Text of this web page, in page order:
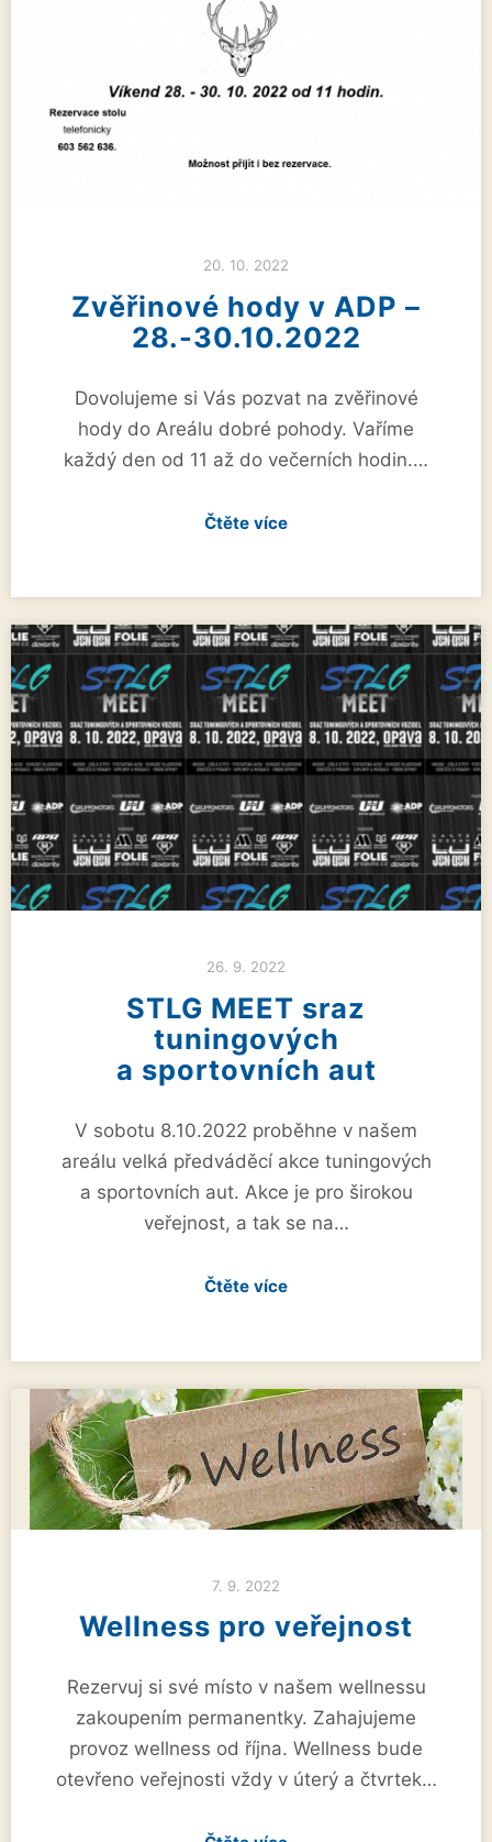
20. 10. 2022
Zvěřinové hody v ADP –
28.-30.10.2022
Dovolujeme si Vás pozvat na zvěřinové
hody do Areálu dobré pohody. Vaříme
každý den od 11 až do večerních hodin.…
Čtěte více
26. 9. 2022
STLG MEET sraz
tuningových
a sportovních aut
V sobotu 8.10.2022 proběhne v našem
areálu velká předváděcí akce tuningových
a sportovních aut. Akce je pro širokou
veřejnost, a tak se na…
Čtěte více
7. 9. 2022
Wellness pro veřejnost
Rezervuj si své místo v našem wellnessu
zakoupením permanentky. Zahajujeme
provoz wellness od října. Wellness bude
otevřeno veřejnosti vždy v úterý a čtvrtek…